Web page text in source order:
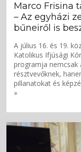
Marco Frisina
– Az egyházi
bűneiről is
A július 16. és 19.
Katolikus Ifjúsági
programja nemcsak
résztvevőknek,
pillanatokat és
»